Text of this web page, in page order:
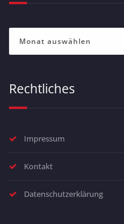
Rechtliches
Impressum
Kontakt
Datenschutzerklärung